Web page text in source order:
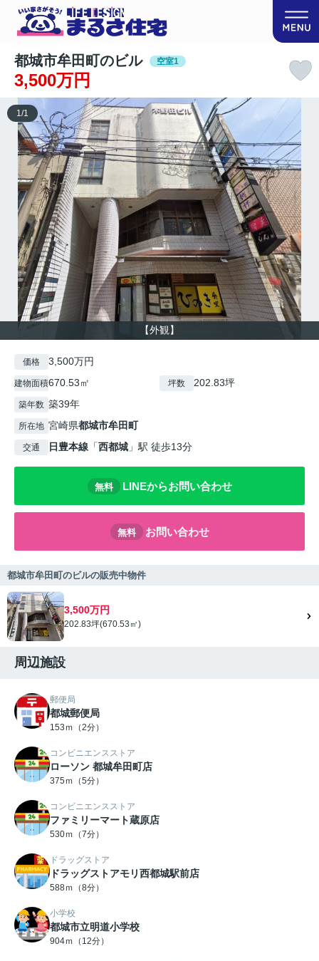
都城市牟田町のビル 空室1
3,500万円
【外観】
1/1
価格 3,500万円
建物面積670.53㎡ 坪数 202.83坪
築年数 築39年
所在地 宮崎県都城市牟田町
交通 日豊本線 「西都城 」駅 徒歩13分
無料 LINEからお問い合わせ
無料 お問い合わせ
都城市牟田町のビルの販売中物件
3,500万円
202.83坪(670.53㎡)
周辺施設
郵便局
都城郵便局
153ｍ（2分）
コンビニエンスストア
ローソン 都城牟田町店
375ｍ（5分）
コンビニエンスストア
ファミリーマート蔵原店
530ｍ（7分）
ドラッグストア
ドラッグストアモリ西都城駅前店
588ｍ（8分）
小学校
都城市立明道小学校
904ｍ（12分）